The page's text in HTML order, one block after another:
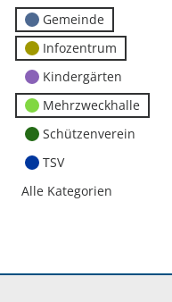
Gemeinde
Infozentrum
Kindergärten
Mehrzweckhalle
Schützenverein
TSV
Alle Kategorien